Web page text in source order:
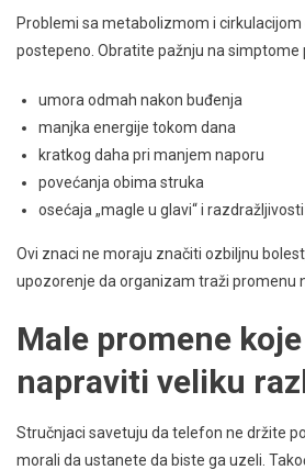
Problemi sa metabolizmom i
postepeno. Obratite pažnju na simptome
umora odmah nakon buđenja
manjka energije tokom dana
kratkog daha pri manjem naporu
povećanja obima struka
osećaja „magle u glavi“ i razdražljivosti
Ovi znaci ne moraju značiti ozbiljnu
upozorenje da organizam traži promenu
Male promene
napraviti veliku
Stručnjaci savetuju da telefon ne držite
morali da ustanete da biste ga uzeli.